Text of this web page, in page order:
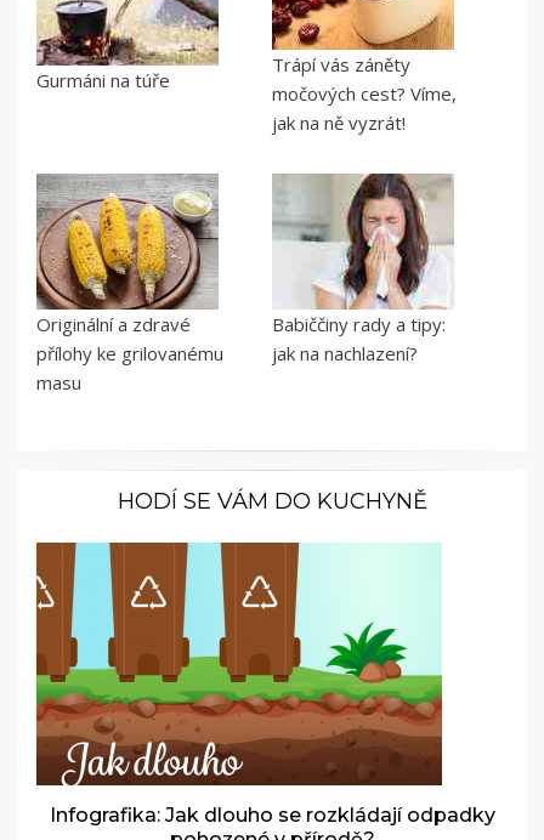
Gurmáni na túře
Trápí vás záněty
močových cest? Víme,
jak na ně vyzrát!
Originální a zdravé
přílohy ke grilovanému
masu
Babiččiny rady a tipy:
jak na nachlazení?
HODÍ SE VÁM DO KUCHYNĚ
Infografika: Jak dlouho se rozkládají odpadky